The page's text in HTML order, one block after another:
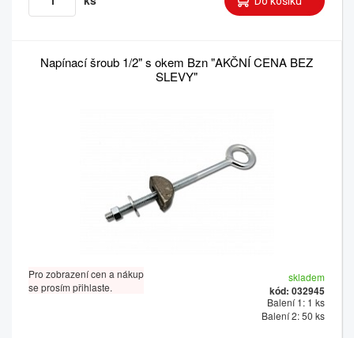
Napínací šroub 1/2" s okem Bzn "AKČNÍ CENA BEZ
SLEVY"
Pro zobrazení cen a nákup
se prosím přihlaste.
skladem
kód: 032945
Balení 1: 1 ks
Balení 2: 50 ks